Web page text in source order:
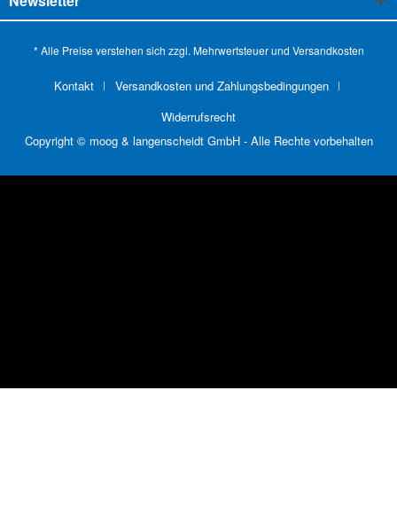
* Alle Preise verstehen sich zzgl. Mehrwertsteuer und Versandkosten
Kontakt
Versandkosten und Zahlungsbedingungen
Widerrufsrecht
Copyright © moog & langenscheidt GmbH - Alle Rechte vorbehalten